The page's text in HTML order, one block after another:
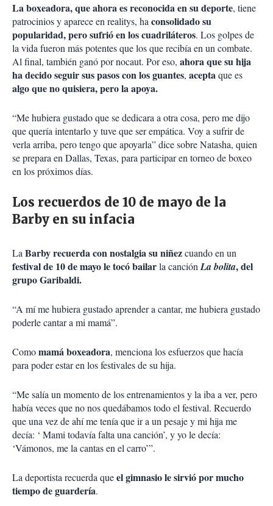
La boxeadora, que ahora es reconocida en su deporte, tiene
patrocinios y aparece en realitys, haconsolidado su
popularidad, pero sufrió en los cuadriláteros. Los golpes de
la vida fueron más potentes que los que recibía en un combate.
Al final, también ganó por nocaut. Por eso, ahora que su hija
ha decido seguir sus pasos con los guantes, aceptaque es
algo que no quisiera, pero la apoya.
“Me hubiera gustado que se dedicara a otra cosa, pero me dijo
que quería intentarlo y tuve que ser empática. Voy a sufrir de
verla arriba, pero tengo que apoyarla” dice sobre Natasha, quien
se prepara en Dallas, Texas, para participar en torneo de boxeo
en los próximos días.
Los recuerdos de 10 de mayo de la
Barby en su infacia
LaBarby recuerda con nostalgia su niñezcuando en un
festival de 10 de mayo le tocó bailarla canciónLa bolita, del
grupo Garibaldi.
“A mí me hubiera gustado aprender a cantar, me hubiera gustado
poderle cantar a mi mamá”.
Comomamá boxeadora, menciona los esfuerzos que hacía
para poder estar en los festivales de su hija.
“Me salía un momento de los entrenamientos y la iba a ver, pero
había veces que no nos quedábamos todo el festival. Recuerdo
que una vez de ahí me tenía que ir a un pesaje y mi hija me
decía: ‘ Mami todavía falta una canción’, y yo le decía:
‘Vámonos, me la cantas en el carro’”.
La deportista recuerda queel gimnasio le sirvió por mucho
tiempo de guardería.